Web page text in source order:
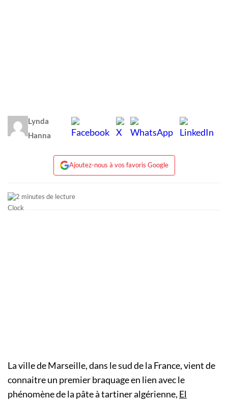
Lynda
Hanna
Ajoutez-nous à vos favoris Google
2 minutes de lecture
La ville de Marseille, dans le sud de la France, vient de
connaitre un premier braquage en lien avec le
phénomène de la pâte à tartiner algérienne, El